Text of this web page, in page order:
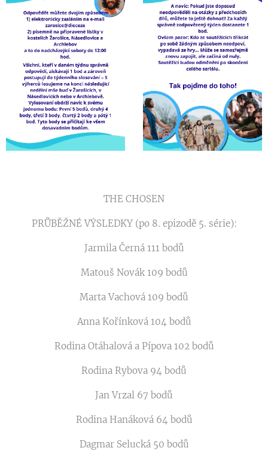
THE CHOSEN
PRŮBĚŽNÉ VÝSLEDKY (po 8. epizodě 5. série):
Jarmila Černá 111 bodů
Matouš Novák 109 bodů
Marta Vachová 109 bodů
Anna Kořínková 104 bodů
Rodina Otáhalová a Pípova 102 bodů
Rodina Rybova 94 bodů
Jan Vrzal 67 bodů
Rodina Hanáková 64 bodů
Dagmar Selucká 50 bodů